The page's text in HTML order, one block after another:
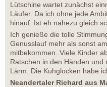
Lütschine wartet zunächst
Läufer. Da ich ohne jede
hinauf. Ist eh nahezu gleich
Ich genieße die tolle
Genusslauf mehr als sonst
mitbekommen. Viele Kinder
Ratschen in den Händen
Lärm. Die Kuhglocken habe
Neandertaler Richard aus